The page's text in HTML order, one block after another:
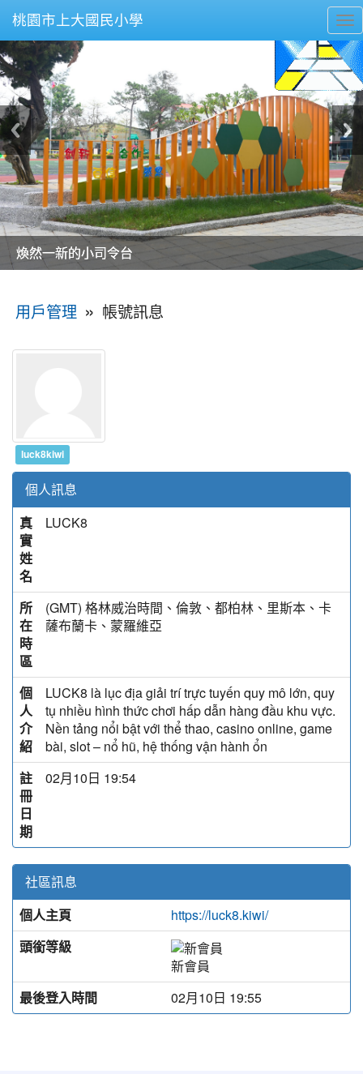
桃園市上大國民小學
美麗的操場是我們活力的來源
美麗的操場是我們活力的來源
煥然一新的小司令台
煥然一新的小司令台
富含桃園埤塘田園風光意象的中廊
富含桃園埤塘田園風光意象的中廊
嶄新的中庭廣場
嶄新的中庭廣場
水生池生生不息
水生池生生不息
用戶管理 » 帳號訊息
luck8kiwi
個人訊息
真
實
姓
名
LUCK8
所
在
時
區
(GMT) 格林威治時間、倫敦、都柏林、里斯本、卡
薩布蘭卡、蒙羅維亞
個
人
介
紹
LUCK8 là lục địa giải trí trực tuyến quy mô lớn, quy
tụ nhiều hình thức chơi hấp dẫn hàng đầu khu vực.
Nền tảng nổi bật với thể thao, casino online, game
bài, slot – nổ hũ, hệ thống vận hành ổn
註
冊
日
期
02月10日 19:54
社區訊息
個人主頁
https://luck8.kiwi/
頭銜等級
新會員
最後登入時間
02月10日 19:55